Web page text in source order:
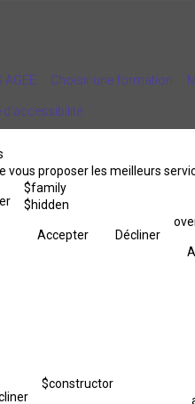
AGEE Choisir une formation
d’accessibilité
vous proposer les meilleurs
$family
$hidden
Accepter Décliner
$constructor